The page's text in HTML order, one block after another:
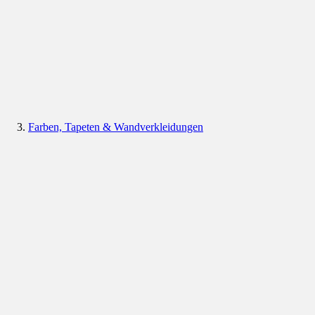
Farben, Tapeten & Wandverkleidungen